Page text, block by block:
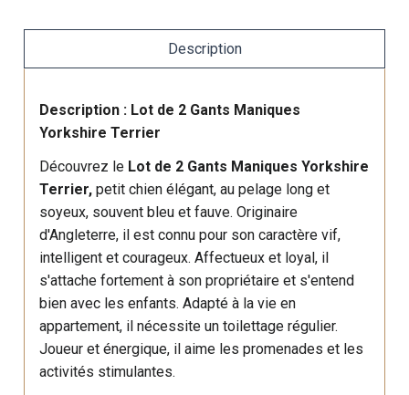
Description
Description : Lot de 2 Gants Maniques
Yorkshire Terrier
Découvrez le Lot de 2 Gants Maniques Yorkshire
Terrier,petit chien élégant, au pelage long et
soyeux, souvent bleu et fauve. Originaire
d'Angleterre, il est connu pour son caractère vif,
intelligent et courageux. Affectueux et loyal, il
s'attache fortement à son propriétaire et s'entend
bien avec les enfants. Adapté à la vie en
appartement, il nécessite un toilettage régulier.
Joueur et énergique, il aime les promenades et les
activités stimulantes.